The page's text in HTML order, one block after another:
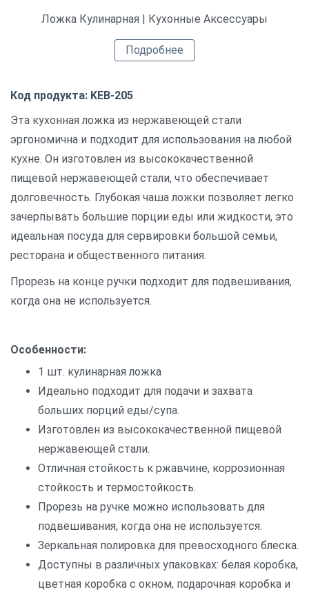
Ложка Кулинарная | Кухонные Аксессуары
Подробнее
Код продукта: KEB-205
Эта кухонная ложка из нержавеющей стали
эргономична и подходит для использования на любой
кухне. Он изготовлен из высококачественной
пищевой нержавеющей стали, что обеспечивает
долговечность. Глубокая чаша ложки позволяет легко
зачерпывать большие порции еды или жидкости, это
идеальная посуда для сервировки большой семьи,
ресторана и общественного питания.
Прорезь на конце ручки подходит для подвешивания,
когда она не используется.
Особенности:
1 шт. кулинарная ложка
Идеально подходит для подачи и захвата
больших порций еды/супа.
Изготовлен из высококачественной пищевой
нержавеющей стали.
Отличная стойкость к ржавчине, коррозионная
стойкость и термостойкость.
Прорезь на ручке можно использовать для
подвешивания, когда она не используется.
Зеркальная полировка для превосходного блеска.
Доступны в различных упаковках: белая коробка,
цветная коробка с окном, подарочная коробка и